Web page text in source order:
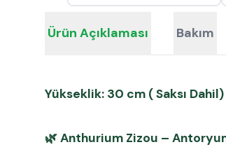
Ürün Açıklaması Bakım
Yükseklik: 30 cm ( Saksı Dahil)
🌿Anthurium Zizou –